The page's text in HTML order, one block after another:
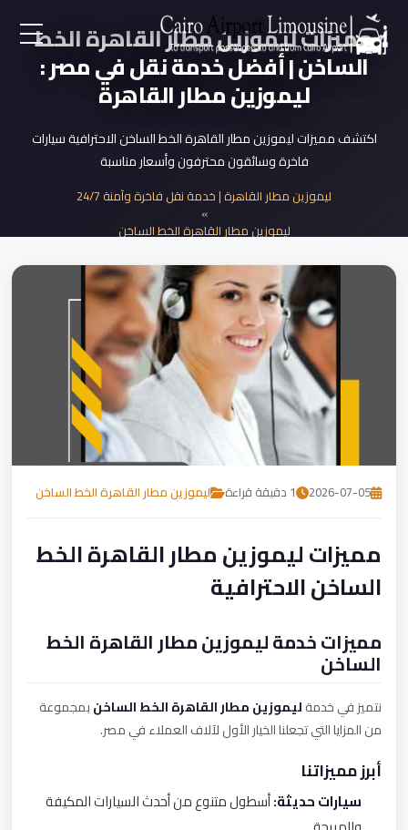
EN
AR
خدمات المطار
نحن
مميزات ليموزين مطار القاهرة الخط
الساخن | أفضل خدمة نقل في مصر :
ليموزين مطار القاهرة
اكتشف مميزات ليموزين مطار القاهرة الخط الساخن الاحترافية سيارات
فاخرة وسائقون محترفون وأسعار مناسبة
ليموزين مطار القاهرة | خدمة نقل فاخرة وآمنة 24/7
ليموزين مطار القاهرة الخط الساخن
مميزات ليموزين مطار القاهرة الخط الساخن...
2026-07-05 1 دقيقة قراءة ليموزين مطار القاهرة الخط الساخن
مميزات ليموزين مطار القاهرة الخط
الساخن الاحترافية
مميزات خدمة ليموزين مطار القاهرة الخط
الساخن
نتميز في خدمةليموزين مطار القاهرة الخط الساخنبمجموعة
من المزايا التي تجعلنا الخيار الأول لآلاف العملاء في مصر.
أبرز مميزاتنا
سيارات حديثة:أسطول متنوع من أحدث السيارات المكيفة